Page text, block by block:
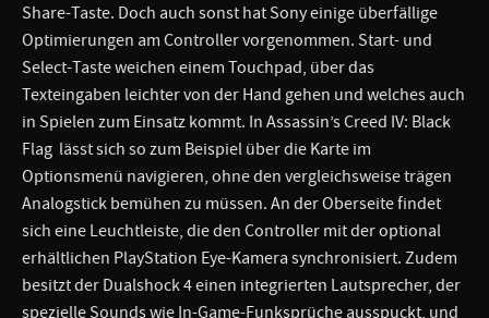
Share-Taste. Doch auch sonst hat Sony einige überfällige
Optimierungen am Controller vorgenommen. Start- und
Select-Taste weichen einem Touchpad, über das
Texteingaben leichter von der Hand gehen und welches auch
in Spielen zum Einsatz kommt. In Assassin’s Creed IV: Black
Flag lässt sich so zum Beispiel über die Karte im
Optionsmenü navigieren, ohne den vergleichsweise trägen
Analogstick bemühen zu müssen. An der Oberseite findet
sich eine Leuchtleiste, die den Controller mit der optional
erhältlichen PlayStation Eye-Kamera synchronisiert. Zudem
besitzt der Dualshock 4 einen integrierten Lautsprecher, der
spezielle Sounds wie In-Game-Funksprüche ausspuckt, und